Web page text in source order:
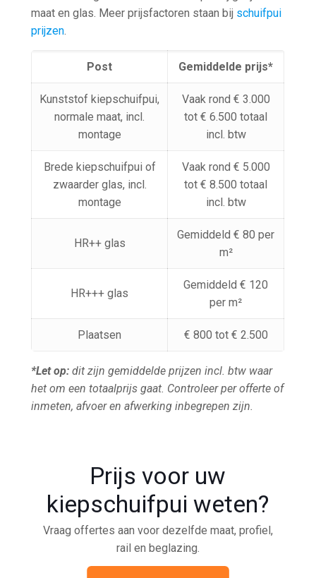
maat en glas. Meer prijsfactoren staan bij schuifpui
prijzen
Post Gemiddelde prijs*
Kunststof kiepschuifpui,
normale maat, incl.
montage
Vaak rond € 3.000
tot € 6.500 totaal
incl. btw
Brede kiepschuifpui of
zwaarder glas, incl.
montage
Vaak rond € 5.000
tot € 8.500 totaal
incl. btw
HR++ glas
Gemiddeld € 80 per
m²
HR+++ glas
Gemiddeld € 120
per m²
Plaatsen € 800 tot € 2.500
*Let op: dit zijn gemiddelde prijzen incl. btw waar
het om een totaalprijs gaat. Controleer per offerte of
inmeten, afvoer en afwerking inbegrepen zijn.
Prijs voor uw
kiepschuifpui weten?
Vraag offertes aan voor dezelfde maat, profiel,
rail en beglazing.